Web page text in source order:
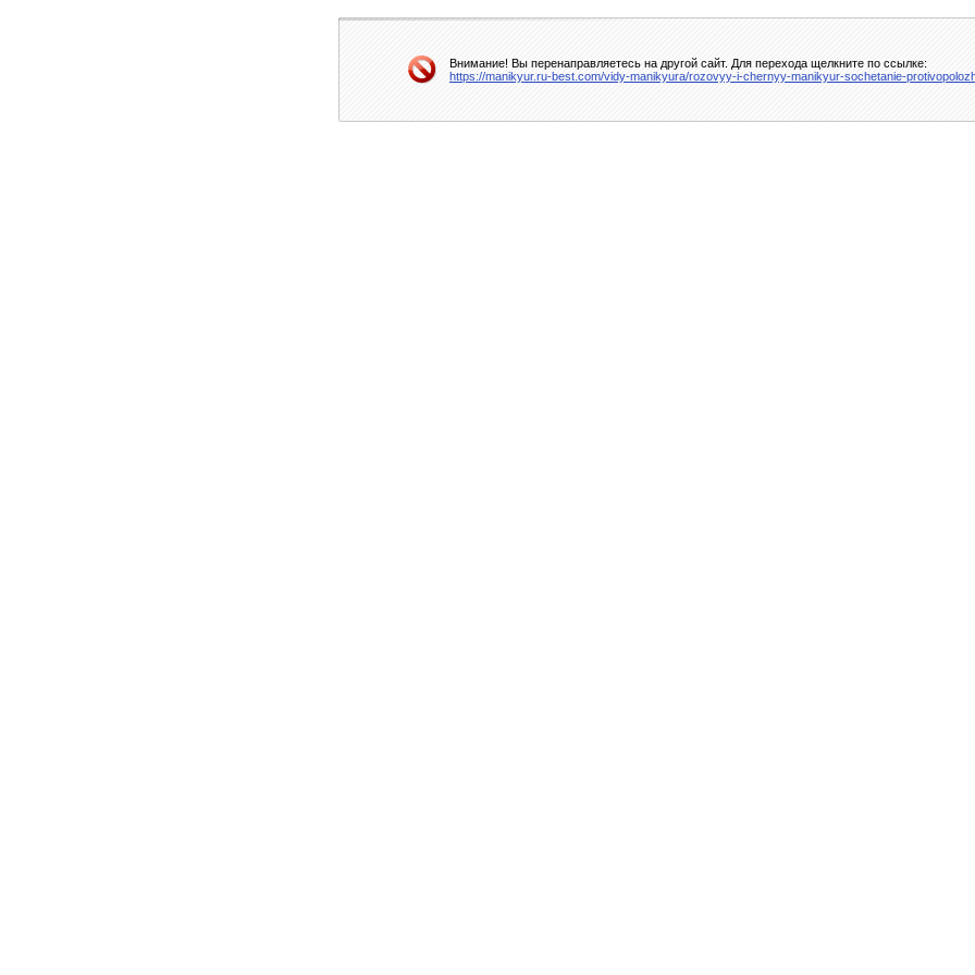
Внимание! Вы перенаправляетесь на другой сайт. Для перехода щелкните по ссылке:
https://manikyur.ru-best.com/vidy-manikyura/rozovyy-i-chernyy-manikyur-sochetanie-